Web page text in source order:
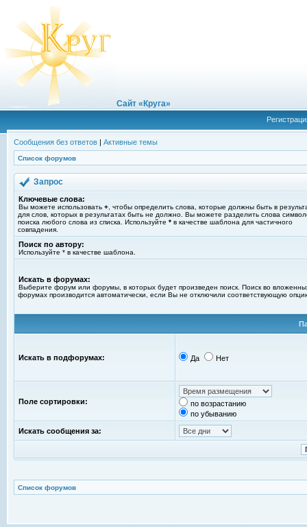
Сайт «Круга»
Сообщения без ответов | Активные темы
Список форумов
Запрос
Ключевые слова:
Вы можете использовать + , чтобы определить слова, которые должны быть в
для слов, которых в результатах быть не должно. Вы можете разделить слова
поиска любого слова из списка. Используйте * в качестве шаблона для частичного
совпадения.
Поиск по автору:
Используйте * в качестве шаблона.
Искать в форумах:
Выберите форум или форумы, в которых будет произведен поиск. Поиск во
форумах производится автоматически, если Вы не отключили соответствующую
Искать в подфорумах: Да Нет
Поле сортировки:
по возрастанию
по убыванию
Искать сообщения за:
Список форумов